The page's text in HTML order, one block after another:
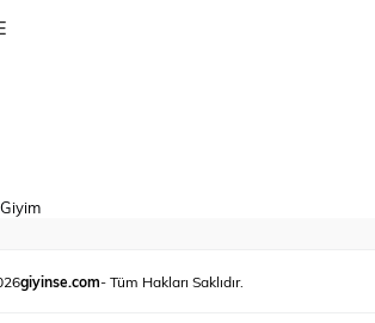
giyinse.com- Tüm Hakları Saklıdır.